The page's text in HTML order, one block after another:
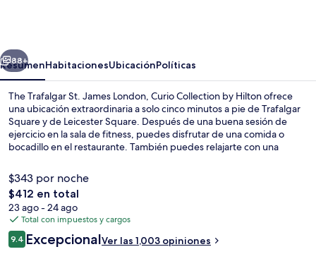
London,
Curio
Collection
by
Hilton
Siguiente
88+
ResumenHabitacionesUbicaciónPolíticas
The Trafalgar St. James London, Curio Collection by Hilton ofrece
una ubicación extraordinaria a solo cinco minutos a pie de Trafalgar
Square y de Leicester Square. Después de una buena sesión de
ejercicio en la sala de fitness, puedes disfrutar de una comida o
bocadillo en el restaurante. También puedes relajarte con una
minutos a pie de Piccadilly Circus y Piccadilly. Otros visitantes hablan
maravillas de las amenidades y características como el personal
amable y la ubicación. La propiedad está a una corta distancia a pie
de algunas opciones de transporte público: Estación de metro
Charing Cross está a 4 minutos y Estación de metro Piccadilly Circus
está a 7 minutos.
$343 por noche
El
precio
total
es
de
$412 en total
23 ago - 24 ago
Total con impuestos y cargos
Opiniones
9.49.4 de 10,
ExcepcionalVer las 1,003 opiniones